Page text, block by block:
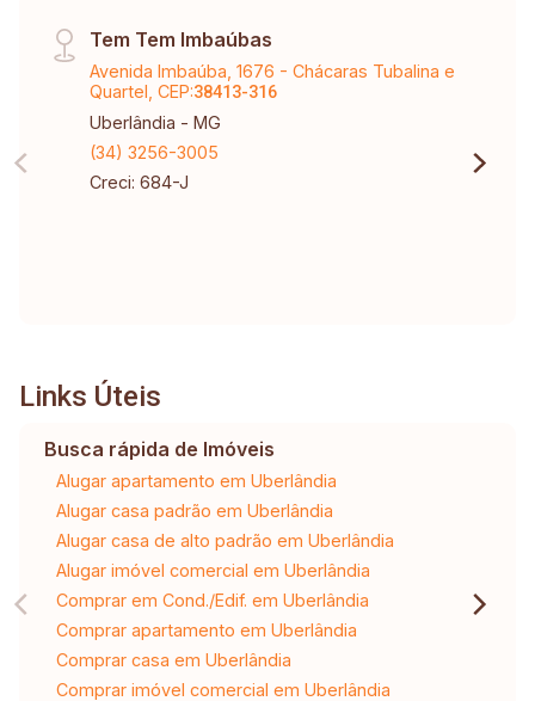
Tem Tem Imbaúbas
Avenida Imbaúba, 1676 - Chácaras Tubalina e
Quartel, CEP:38413-316
Uberlândia - MG
(34) 3256-3005
Creci: 684-J
Links Úteis
Busca rápida de Imóveis
Alugar apartamento em Uberlândia
Alugar casa padrão em Uberlândia
Alugar casa de alto padrão em Uberlândia
Alugar imóvel comercial em Uberlândia
Comprar em Cond./Edif. em Uberlândia
Comprar apartamento em Uberlândia
Comprar casa em Uberlândia
Comprar imóvel comercial em Uberlândia